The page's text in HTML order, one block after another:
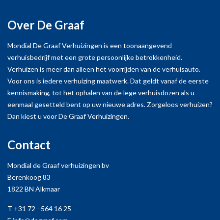
Mondial de Graaf Verhuizingen was hun
persoonlijke betrokkenheid bij het hele proces.
Vanaf het eerste contact was het duidelijk dat ze
echt geïnteresseerd waren in mijn specifieke
behoeften en wensen. Ze namen de tijd om mijn
vragen te beantwoorden en mij gerust te stellen
over het verloop van de verhuizing. Het team was
zeer professioneel en zorgde ervoor dat alles soepel
Een ander aspect dat ik erg waardeerde, was de
prettige communicatie met het team van Mondial
de Graaf Verhuizingen. Ze waren altijd bereikbaar
Over De Graaf
Mondial De Graaf Verhuizingen is een toonaangevend
verhuisbedrijf met een grote persoonlijke betrokkenheid.
Verhuizen is meer dan alleen het voorrijden van de verhuisauto.
Voor ons is iedere verhuizing maatwerk. Dat geldt vanaf de eerste
kennismaking, tot het ophalen van de lege verhuisdozen als u
eenmaal gesetteld bent op uw nieuwe adres. Zorgeloos verhuizen?
Dan kiest u voor De Graaf Verhuizingen.
Contact
Mondial de Graaf verhuizingen bv
Berenkoog 83
1822 BN Alkmaar
T +31 72 - 564 16 25